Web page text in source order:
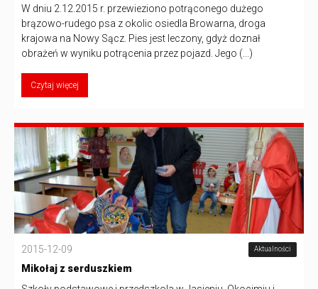
W dniu 2.12.2015 r. przewieziono potrąconego dużego
brązowo-rudego psa z okolic osiedla Browarna, droga
krajowa na Nowy Sącz. Pies jest leczony, gdyż doznał
obrażeń w wyniku potrącenia przez pojazd. Jego (...)
Czytaj więcej
2015-12-09 Aktualności
Mikołaj z serduszkiem